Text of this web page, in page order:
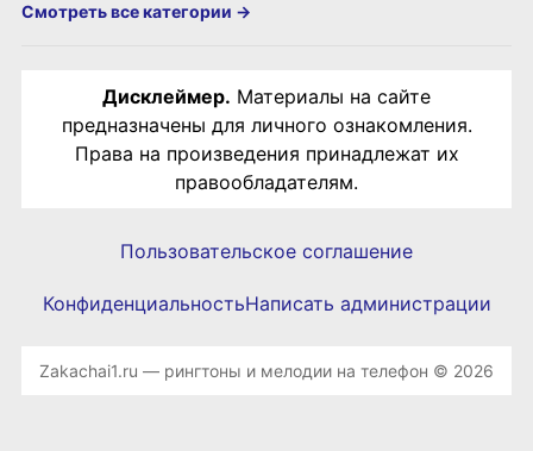
Смотреть все категории →
Дисклеймер. Материалы на сайте
предназначены для личного ознакомления.
Права на произведения принадлежат их
правообладателям.
Пользовательское соглашение
КонфиденциальностьНаписать администрации
Zakachai1.ru — рингтоны и мелодии на телефон © 2026